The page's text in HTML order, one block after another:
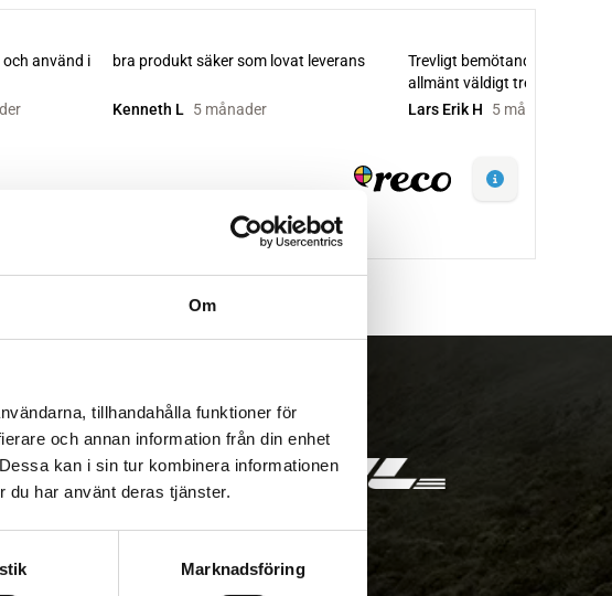
Om
tillhandahålla funktioner för
och annan information från din enhet
kan i sin tur kombinera informationen
du har använt deras tjänster.
Marknadsföring
på lagret med/utan montering